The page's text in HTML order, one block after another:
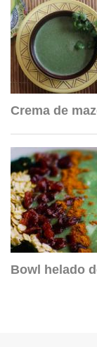
Crema de
Bowl helado